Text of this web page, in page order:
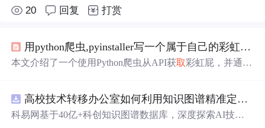
20 回复 打赏
用python爬虫,pyinstaller写一个属于自己的彩虹屁生成器！（链接在文末自
本文介绍了一个使用Python爬虫从API获取彩虹屁，并通过
高校技术转移办公室如何利用知识图谱精准定位产业需求与技术适配点？.docx
科易网基于40亿+科创知识图谱数据库，深度探索AI技术